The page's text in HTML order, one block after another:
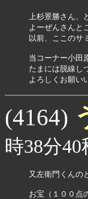
上杉景勝さん、
よーぜんさんと
以前、ここのサ
当コーナー小田
たまには脱線し
(4164)
時38分40
又左衛門くんの
お宝（１００点